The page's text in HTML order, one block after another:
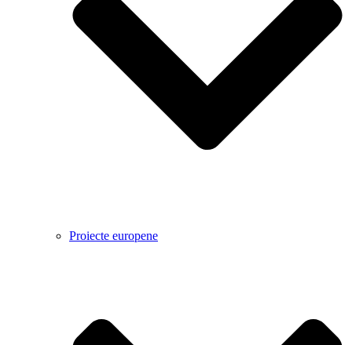
Proiecte europene